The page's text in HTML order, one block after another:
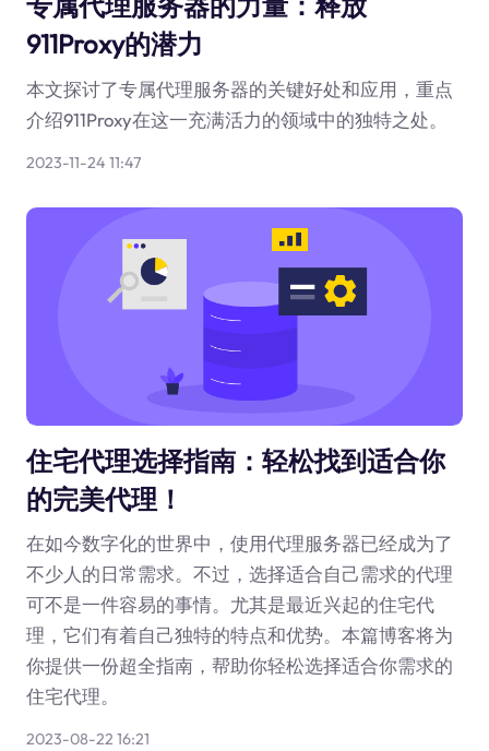
911Proxy的潜力
本文探讨了专属代理服务器的关键好处和应用，重点
介绍911Proxy在这一充满活力的领域中的独特之处。
2023-11-24 11:47
住宅代理选择指南：轻松找到适合你
的完美代理！
在如今数字化的世界中，使用代理服务器已经成为了
不少人的日常需求。不过，选择适合自己需求的代理
可不是一件容易的事情。尤其是最近兴起的住宅代
理，它们有着自己独特的特点和优势。本篇博客将为
你提供一份超全指南，帮助你轻松选择适合你需求的
住宅代理。
2023-08-22 16:21